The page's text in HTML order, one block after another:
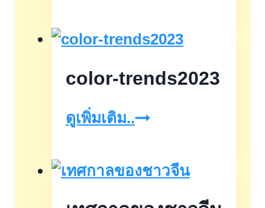
เดือน
ปี2569
color-trends2023
ดูเพิ่มเติม..color-